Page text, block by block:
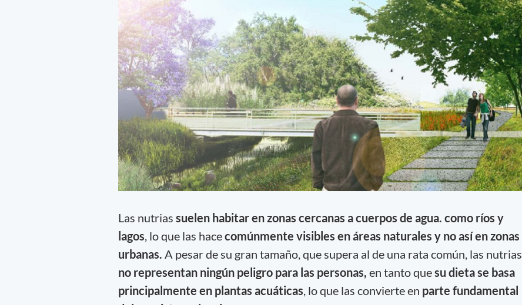
Las nutrias suelen habitar en zonas cercanas a cuerpos de agua. como ríos y
lagos, lo que las hacecomúnmente visibles en áreas naturales y no así en zonas
urbanas. A pesar de su gran tamaño, que supera al de una rata común, las nutrias
no representan ningún peligro para las personas, en tanto quesu dieta se basa
principalmente en plantas acuáticas, lo que las convierte en parte fundamental